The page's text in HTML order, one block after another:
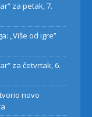
za petak, 7.
„Više od igre”
za četvrtak, 6.
novo